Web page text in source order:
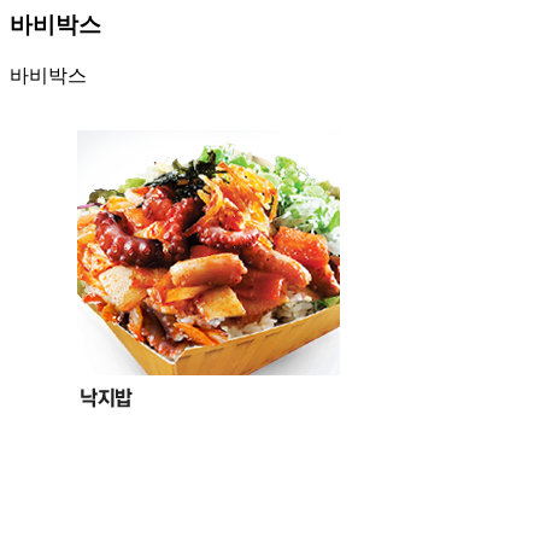
바비박스
바비박스